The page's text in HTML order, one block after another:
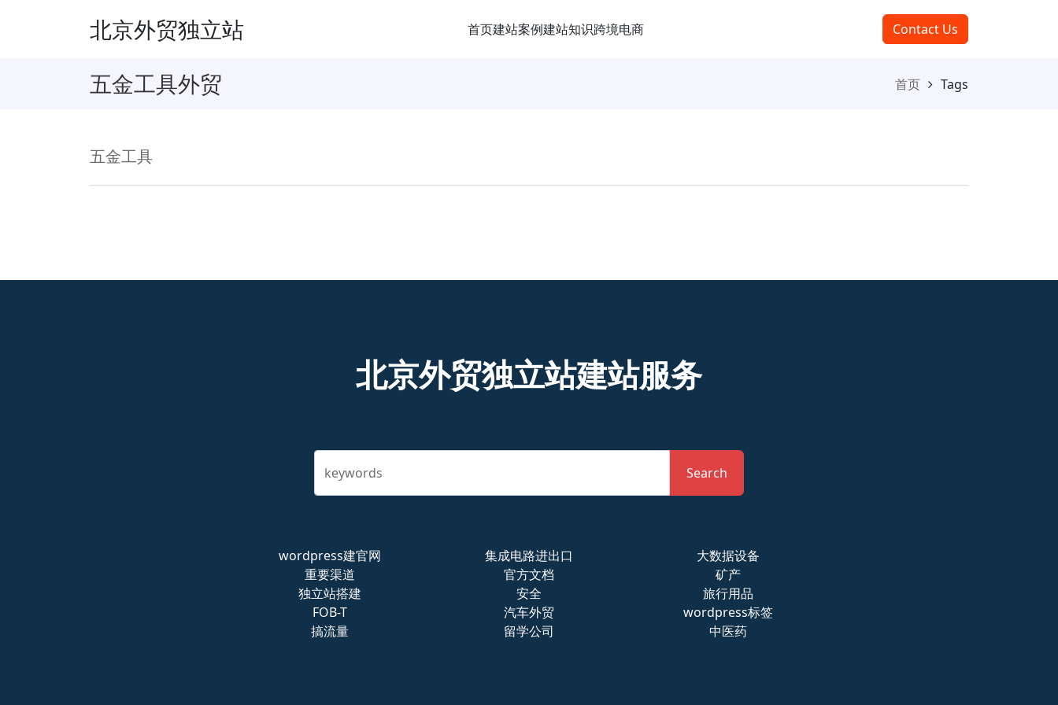
北京外贸独立站 首页建站案例建站知识跨境电商 Contact Us
五金工具外贸 首页 Tags
五金工具
北京外贸独立站建站服务
keywords Search
wordpress建官网 集成电路进出口
大数据设备
重要渠道
官方文档
矿产
独立站搭建
安全
旅行用品
FOB-T
汽车外贸
wordpress标签
搞流量
留学公司 中医药